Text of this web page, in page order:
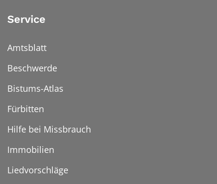
Service
Amtsblatt
Beschwerde
Bistums-Atlas
Fürbitten
Hilfe bei Missbrauch
Immobilien
Liedvorschläge